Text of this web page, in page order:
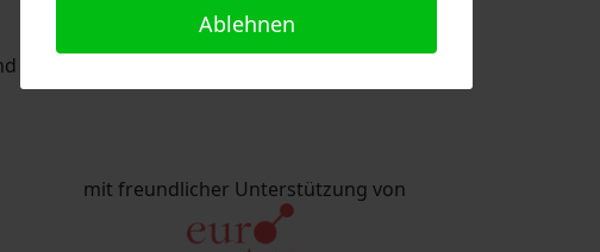
Eric Schaftlein organisiert.
mit freundlicher Unterstützung von
Ablehnen